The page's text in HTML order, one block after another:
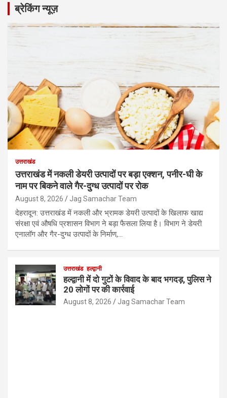
ब्रेकिंग न्यूज़
उत्तराखंड
उत्तराखंड में नकली डेयरी उत्पादों पर बड़ा एक्शन, पनीर-घी के
नाम पर बिकने वाले गैर-दुग्ध उत्पादों पर रोक
August 8, 2026 Jag Samachar Team
देहरादून: उत्तराखंड में नकली और भ्रामक डेयरी उत्पादों के खिलाफ खाद्य
संरक्षा एवं औषधि प्रशासन विभाग ने बड़ा फैसला लिया है। विभाग ने डेयरी
एनालॉग और गैर-दुग्ध उत्पादों के निर्माण,…
उत्तराखंड हल्द्वानी
हल्द्वानी में दो गुटों के विवाद के बाद भगदड़, पुलिस ने
20 लोगों पर की कार्रवाई
August 8, 2026 Jag Samachar Team